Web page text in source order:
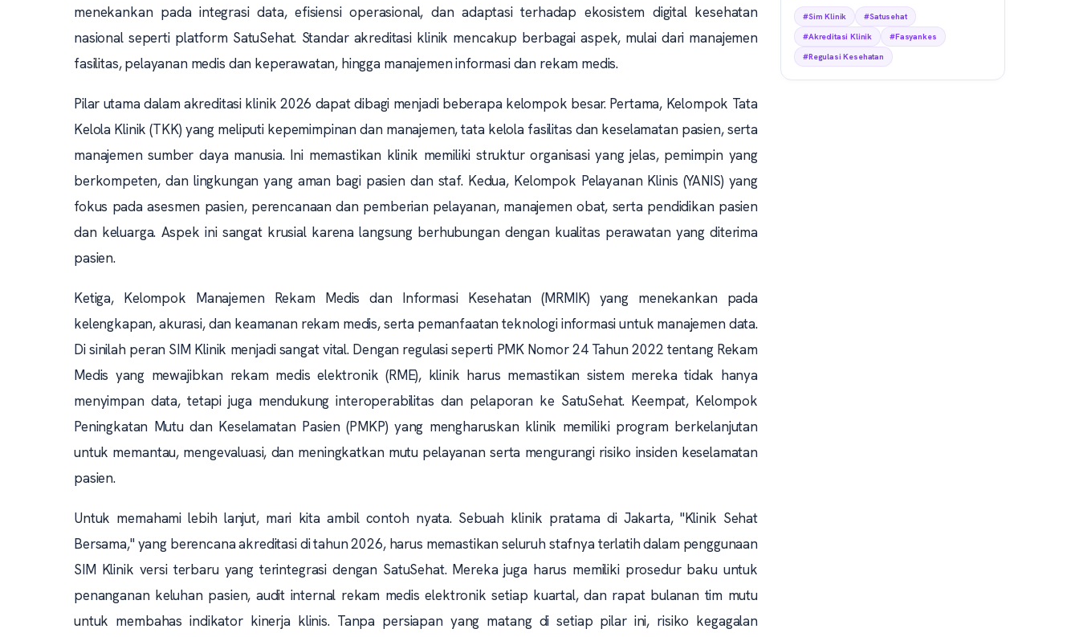
menekankan pada integrasi data, efisiensi operasional, dan adaptasi terhadap ekosistem digital kesehatan
nasional seperti platform SatuSehat. Standar akreditasi klinik mencakup berbagai aspek, mulai dari manajemen
fasilitas, pelayanan medis dan keperawatan, hingga manajemen informasi dan rekam medis.
Pilar utama dalam akreditasi klinik 2026 dapat dibagi menjadi beberapa kelompok besar. Pertama, Kelompok Tata
Kelola Klinik (TKK) yang meliputi kepemimpinan dan manajemen, tata kelola fasilitas dan keselamatan pasien, serta
manajemen sumber daya manusia. Ini memastikan klinik memiliki struktur organisasi yang jelas, pemimpin yang
berkompeten, dan lingkungan yang aman bagi pasien dan staf. Kedua, Kelompok Pelayanan Klinis (YANIS) yang
fokus pada asesmen pasien, perencanaan dan pemberian pelayanan, manajemen obat, serta pendidikan pasien
dan keluarga. Aspek ini sangat krusial karena langsung berhubungan dengan kualitas perawatan yang diterima
pasien.
Ketiga, Kelompok Manajemen Rekam Medis dan Informasi Kesehatan (MRMIK) yang menekankan pada
kelengkapan, akurasi, dan keamanan rekam medis, serta pemanfaatan teknologi informasi untuk manajemen data.
Di sinilah peran SIM Klinik menjadi sangat vital. Dengan regulasi seperti PMK Nomor 24 Tahun 2022 tentang Rekam
Medis yang mewajibkan rekam medis elektronik (RME), klinik harus memastikan sistem mereka tidak hanya
menyimpan data, tetapi juga mendukung interoperabilitas dan pelaporan ke SatuSehat. Keempat, Kelompok
Peningkatan Mutu dan Keselamatan Pasien (PMKP) yang mengharuskan klinik memiliki program berkelanjutan
untuk memantau, mengevaluasi, dan meningkatkan mutu pelayanan serta mengurangi risiko insiden keselamatan
pasien.
Untuk memahami lebih lanjut, mari kita ambil contoh nyata. Sebuah klinik pratama di Jakarta, "Klinik Sehat
Bersama," yang berencana akreditasi di tahun 2026, harus memastikan seluruh stafnya terlatih dalam penggunaan
SIM Klinik versi terbaru yang terintegrasi dengan SatuSehat. Mereka juga harus memiliki prosedur baku untuk
penanganan keluhan pasien, audit internal rekam medis elektronik setiap kuartal, dan rapat bulanan tim mutu
untuk membahas indikator kinerja klinis. Tanpa persiapan yang matang di setiap pilar ini, risiko kegagalan
#Sim Klinik
#Satusehat
#Akreditasi Klinik
#Fasyankes
#Regulasi Kesehatan